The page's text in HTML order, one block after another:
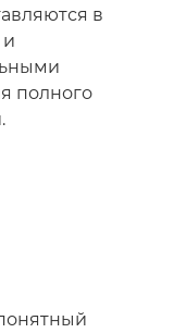
в
и
полного